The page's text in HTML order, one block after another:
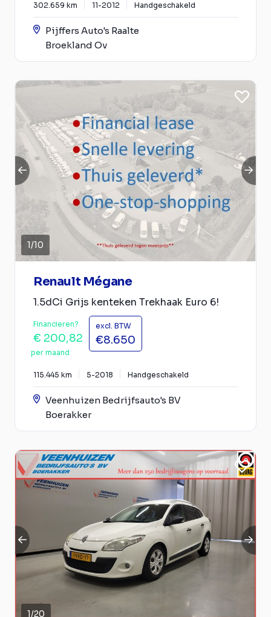
302.659 km 11-2012 Handgeschakeld
Pijffers Auto's Raalte
Broekland Ov
1/10
Renault Mégane
1.5dCi Grijs kenteken Trekhaak Euro 6!
Financieren?
€ 200,82
per maand
excl. BTW
€8.650
115.445 km 5-2018 Handgeschakeld
Veenhuizen Bedrijfsauto's BV
Boerakker
1/20